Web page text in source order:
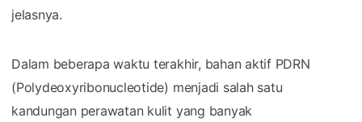
jelasnya.
Dalam beberapa waktu terakhir, bahan aktif PDRN
(Polydeoxyribonucleotide) menjadi salah satu
kandungan perawatan kulit yang banyak